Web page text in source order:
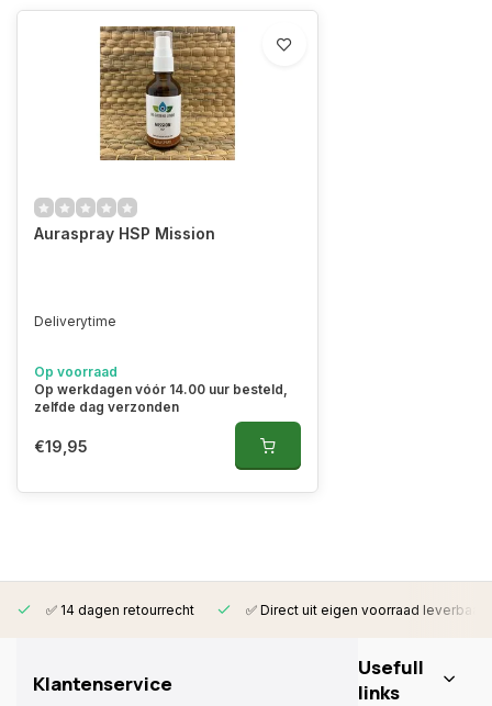
Auraspray HSP Mission
Deliverytime
Op voorraad
Op werkdagen vóór 14.00 uur besteld,
zelfde dag verzonden
€19,95
✅ 14 dagen retourrecht ✅ Direct uit eigen voorraad leverbaar
Klantenservice
Usefull
links